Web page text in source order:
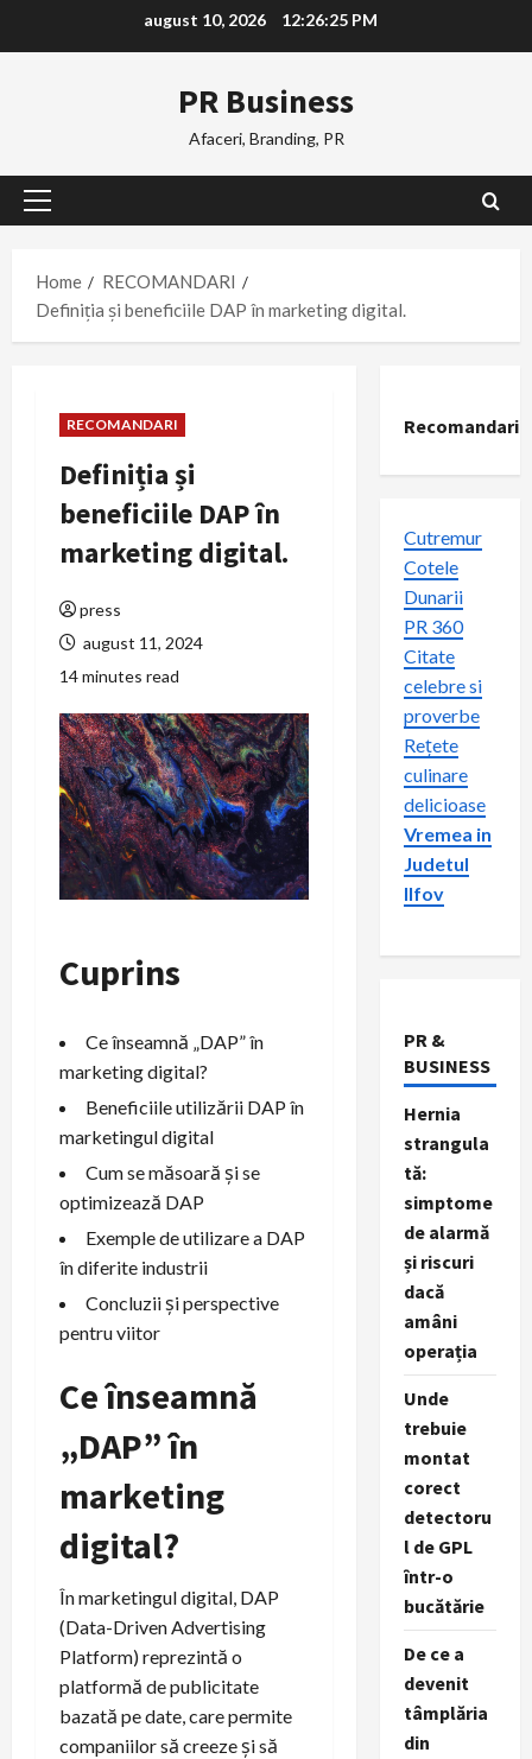
august 10, 2026 12:26:26 PM
PR Business
Afaceri, Branding, PR
Primary
Home
RECOMANDARI
Definiția și beneficiile DAP în marketing digital.
RECOMANDARI
Definiția și
beneficiile DAP în
marketing digital.
press
august 11, 2024
14 minutes read
Cuprins
Ce înseamnă „DAP” în
marketing digital?
Beneficiile utilizării DAP în
marketingul digital
Cum se măsoară și se
optimizează DAP
Exemple de utilizare a DAP
în diferite industrii
Concluzii și perspective
pentru viitor
Ce înseamnă
„DAP” în
marketing
digital?
În marketingul digital, DAP
(Data-Driven Advertising
Platform) reprezintă o
platformă de publicitate
bazată pe date, care permite
companiilor să creeze și să
Recomandari
Cutremur
Cotele
Dunarii
PR 360
Citate
celebre si
proverbe
Rețete
culinare
delicioase
Vremea in
Judetul
Ilfov
PR &
BUSINESS
Hernia
strangula
tă:
simptome
de alarmă
și riscuri
dacă
amâni
operația
Unde
trebuie
montat
corect
detectoru
l de GPL
într-o
bucătărie
De ce a
devenit
tâmplăria
din